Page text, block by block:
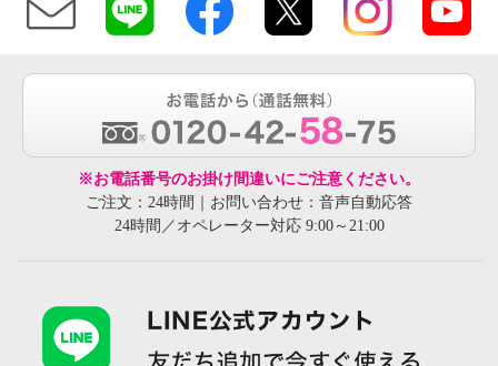
※お電話番号のお掛け間違いにご注意ください。
ご注文：24時間｜お問い合わせ：音声自動応答
24時間／オペレーター対応 9:00～21:00